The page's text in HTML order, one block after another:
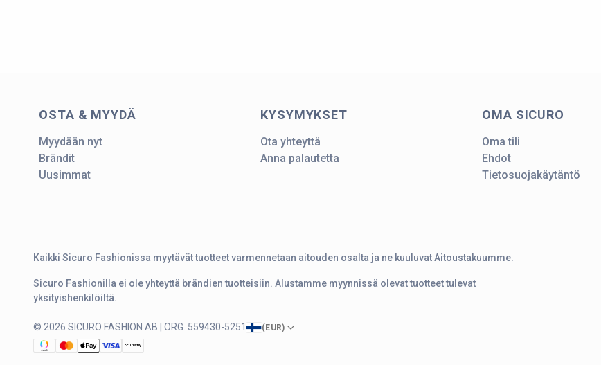
OSTA & MYYDÄ
Myydään nyt
Brändit
Uusimmat
KYSYMYKSET
Ota yhteyttä
Anna palautetta
OMA SICURO
Oma tili
Ehdot
Tietosuojakäytäntö
Kaikki Sicuro Fashionissa myytävät tuotteet varmennetaan aitouden osalta ja ne kuuluvat Aitoustakuumme.
Sicuro Fashionilla ei ole yhteyttä brändien tuotteisiin. Alustamme myynnissä olevat tuotteet tulevat
yksityishenkilöiltä.
© 2026 SICURO FASHION AB | ORG. 559430-5251 ( EUR)